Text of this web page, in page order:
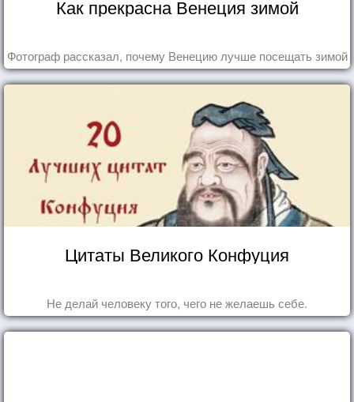
Как прекрасна Венеция зимой
Фотограф рассказал, почему Венецию лучше посещать зимой
Цитаты Великого Конфуция
Не делай человеку того, чего не желаешь себе.